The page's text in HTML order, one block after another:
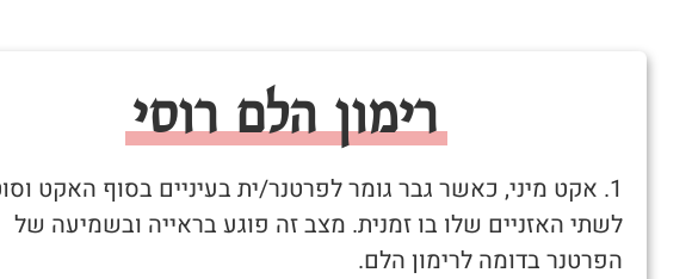
רימון הלם רוסי
1. אקט מיני, כאשר גבר גומר לפרטנר/ית בעיניים בסוף האקט
לשתי האזניים שלו בו זמנית. מצב זה פוגע בראייה ובשמיעה של
הפרטנר בדומה לרימון הלם.